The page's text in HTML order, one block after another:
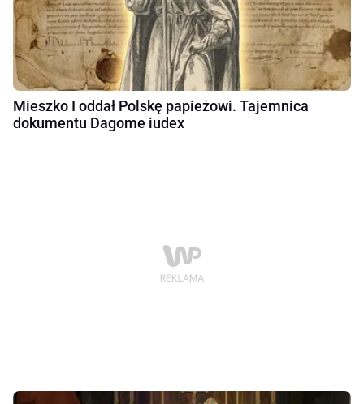
Mieszko I oddał Polskę papieżowi. Tajemnica
dokumentu Dagome iudex